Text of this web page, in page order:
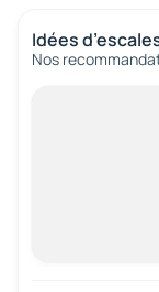
Idées
Nos